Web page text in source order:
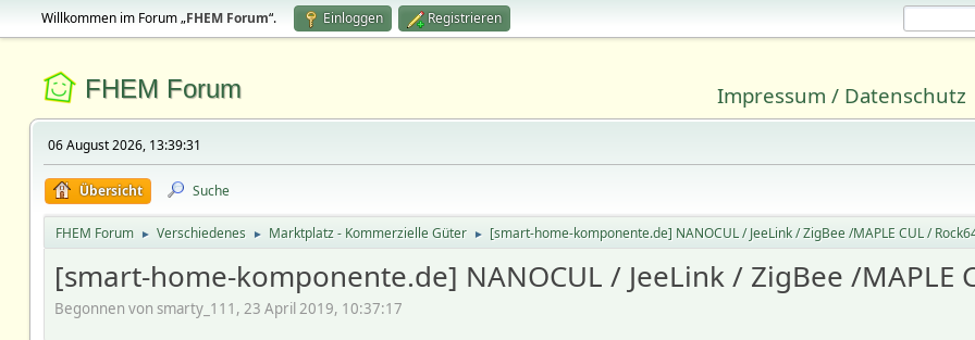
Willkommen im Forum „FHEM Forum“. Einloggen Registrieren
FHEM Forum Impressum / Datenschutz
06 August 2026, 13:39:31
Übersicht Suche
FHEM Forum ► Verschiedenes ► Marktplatz - Kommerzielle Güter ► [smart-home-komponente.de] NANOCUL / JeeLink / ZigBee /MAPLE CUL /
[smart-home-komponente.de] NANOCUL / JeeLink / ZigBee /MAPLE
Begonnen von smarty_111, 23 April 2019, 10:37:17